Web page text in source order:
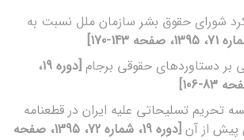
شورای حقوق بشر سازمان ملل نسبت به
بر دستاوردهای حقوقی برجام
[دوره 19،
تحریم تسلیحاتی علیه ایران در قطعنامه
[دوره 19، شماره 72، 1395، صفحه